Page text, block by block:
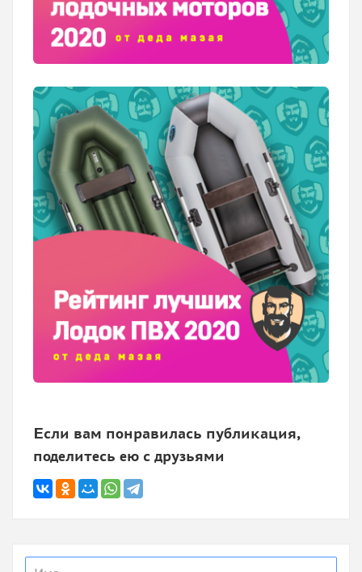
Если вам понравилась публикация,
поделитесь ею с друзьями